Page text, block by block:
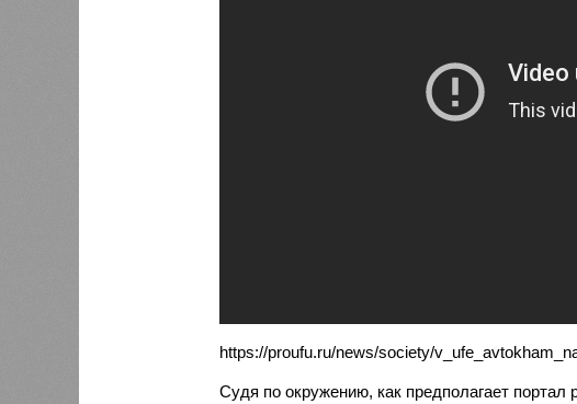
https://proufu.ru/news/society/
Судя по окружению, как предполагает портал